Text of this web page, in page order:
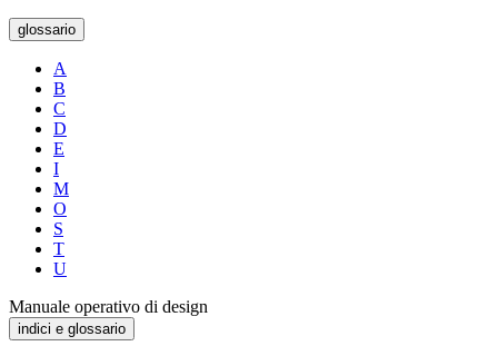
glossario
A
B
C
D
E
I
M
O
S
T
U
Manuale operativo di design
indici e glossario